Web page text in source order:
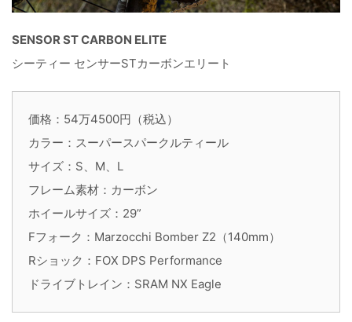
SENSOR ST CARBON ELITE
シーティー センサーSTカーボンエリート
価格：54万4500円（税込）
カラー：スーパースパークルティール
サイズ：S、M、L
フレーム素材：カーボン
ホイールサイズ：29”
Fフォーク：Marzocchi Bomber Z2（140mm）
Rショック：FOX DPS Performance
ドライブトレイン：SRAM NX Eagle